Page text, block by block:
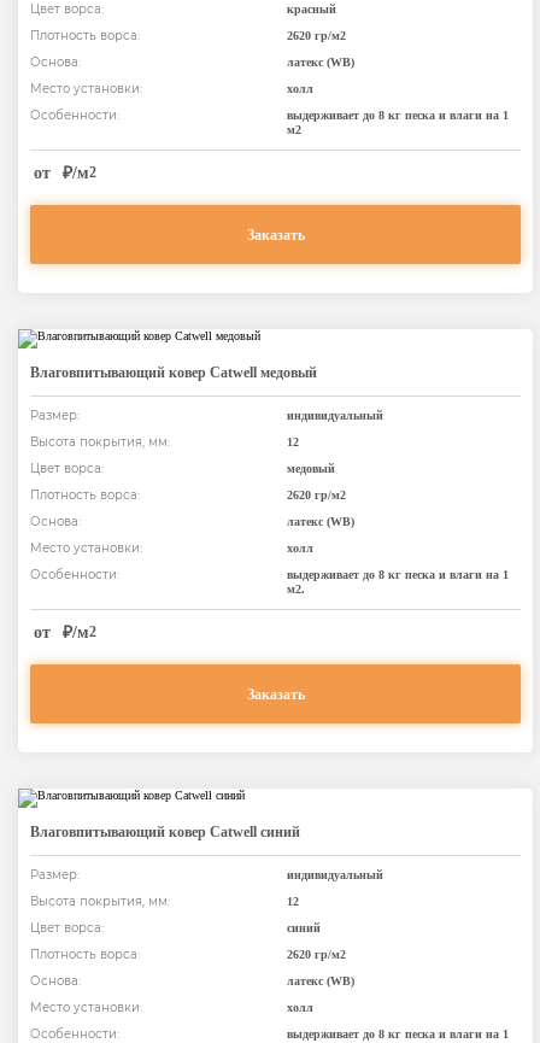
Цвет ворса: красный
Плотность ворса: 2620 гр/м2
Основа: латекс (WB)
Место установки: холл
Особенности:
выдерживает до 8 кг песка и влаги на 1
м2
от ₽/м2
Заказать
Влаговпитывающий ковер Catwell медовый
Размер: индивидуальный
Высота покрытия, мм: 12
Цвет ворса: медовый
Плотность ворса: 2620 гр/м2
Основа: латекс (WB)
Место установки: холл
Особенности:
выдерживает до 8 кг песка и влаги на 1
м2.
от ₽/м2
Заказать
Влаговпитывающий ковер Catwell синий
Размер: индивидуальный
Высота покрытия, мм: 12
Цвет ворса: синий
Плотность ворса: 2620 гр/м2
Основа: латекс (WB)
Место установки: холл
Особенности:
выдерживает до 8 кг песка и влаги на 1